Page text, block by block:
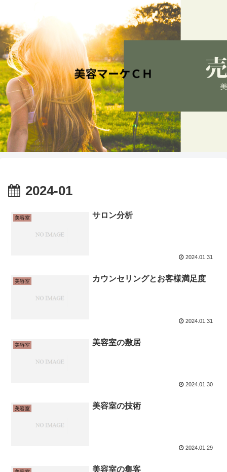
2024-01
美容室 サロン分析
2024.01.31
美容室 カウンセリングとお客様満足度
2024.01.31
美容室 美容室の敷居
2024.01.30
美容室 美容室の技術
2024.01.29
美容室の集客